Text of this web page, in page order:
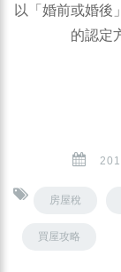
以「婚前或婚後
的認定
房屋稅
買屋攻略